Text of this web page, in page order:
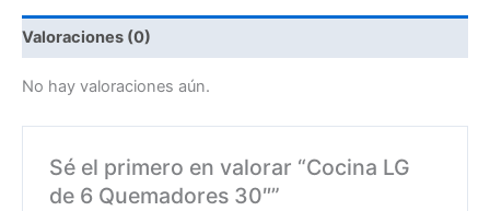
Valoraciones (0)
No hay valoraciones aún.
Sé el primero en valorar “Cocina LG
de 6 Quemadores 30″”